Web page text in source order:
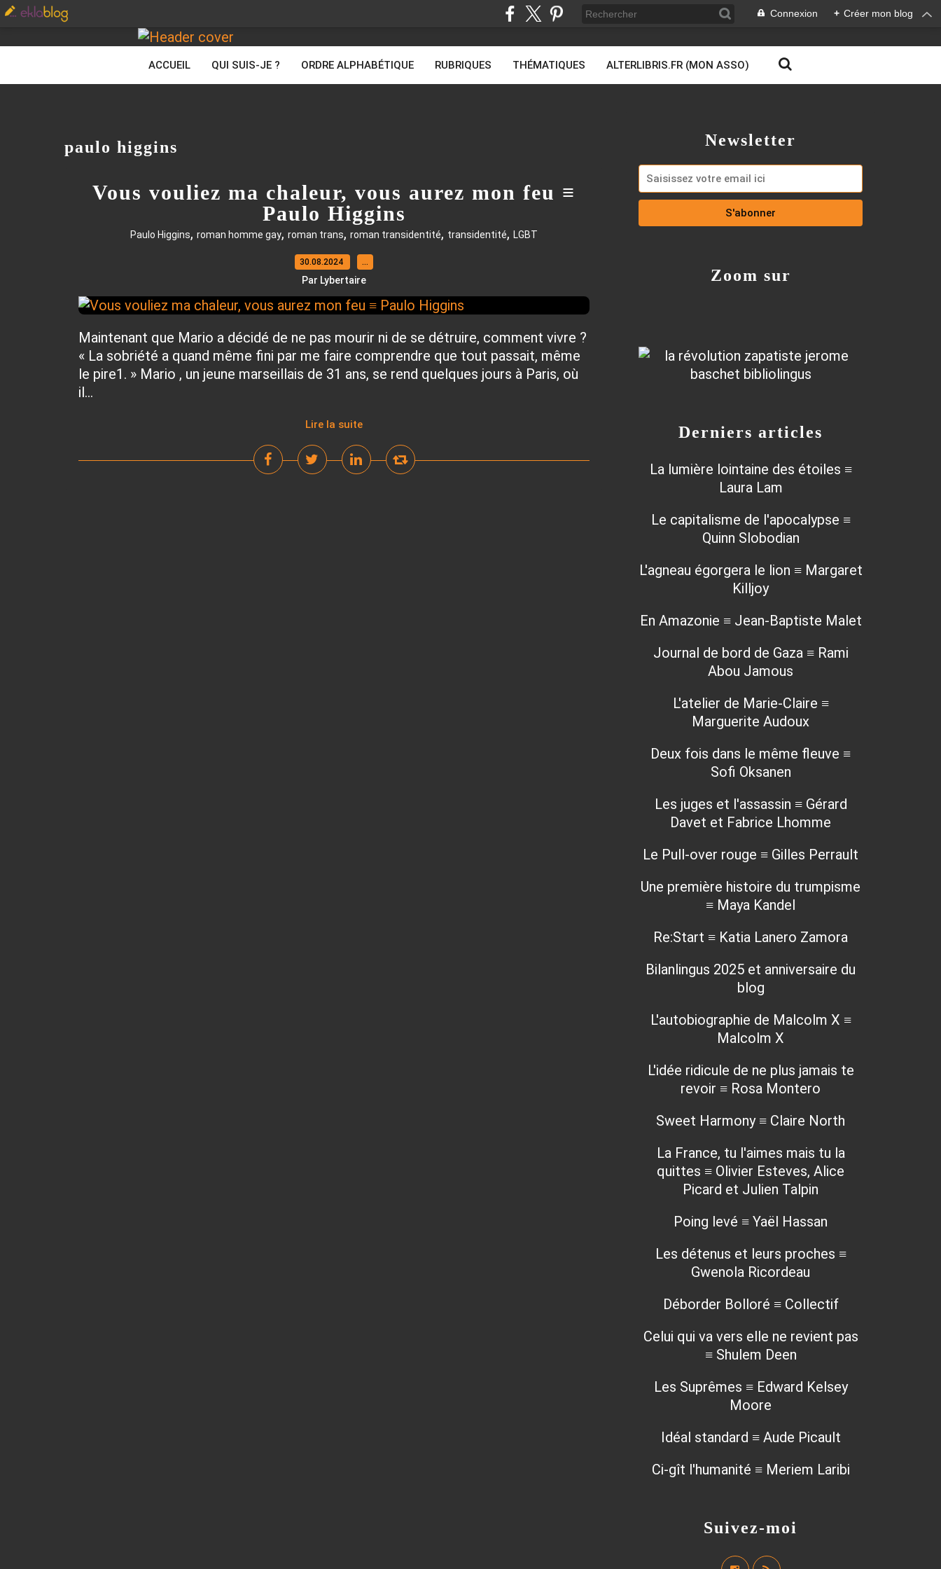
Connexion + Créer mon blog
ACCUEIL QUI SUIS-JE ? ORDRE ALPHABÉTIQUE RUBRIQUES THÉMATIQUES ALTERLIBRIS.FR (MON ASSO)
paulo higgins
Vous vouliez ma chaleur, vous aurez mon feu ≡
Paulo Higgins
Paulo Higgins, roman homme gay, roman trans, roman transidentité, transidentité, LGBT
30.08.2024 …
Par Lybertaire
Maintenant que Mario a décidé de ne pas mourir ni de se détruire, comment vivre ?
« La sobriété a quand même fini par me faire comprendre que tout passait, même
le pire1. » Mario , un jeune marseillais de 31 ans, se rend quelques jours à Paris, où
il...
Lire la suite
Newsletter
Suivez-moi
Derniers articles
La lumière lointaine des étoiles ≡
Laura Lam
Le capitalisme de l'apocalypse ≡
Quinn Slobodian
L'agneau égorgera le lion ≡ Margaret
Killjoy
En Amazonie ≡ Jean-Baptiste Malet
Journal de bord de Gaza ≡ Rami
Abou Jamous
L'atelier de Marie-Claire ≡
Marguerite Audoux
Deux fois dans le même fleuve ≡
Sofi Oksanen
Les juges et l'assassin ≡ Gérard
Davet et Fabrice Lhomme
Le Pull-over rouge ≡ Gilles Perrault
Une première histoire du trumpisme
≡ Maya Kandel
Re:Start ≡ Katia Lanero Zamora
Bilanlingus 2025 et anniversaire du
blog
L'autobiographie de Malcolm X ≡
Malcolm X
L'idée ridicule de ne plus jamais te
revoir ≡ Rosa Montero
Sweet Harmony ≡ Claire North
La France, tu l'aimes mais tu la
quittes ≡ Olivier Esteves, Alice
Picard et Julien Talpin
Poing levé ≡ Yaël Hassan
Les détenus et leurs proches ≡
Gwenola Ricordeau
Déborder Bolloré ≡ Collectif
Celui qui va vers elle ne revient pas
≡ Shulem Deen
Les Suprêmes ≡ Edward Kelsey
Moore
Idéal standard ≡ Aude Picault
Ci-gît l'humanité ≡ Meriem Laribi
Zoom sur